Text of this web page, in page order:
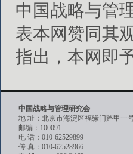
中国战略与管
表本网赞同其
指出，本网即
中国战略与管理研究会
地 址：北京市海淀区福缘门路甲一
邮编：100091
电 话：010-62529899
传 真：010-62528966